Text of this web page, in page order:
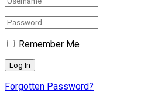
Remember Me
Forgotten Password?